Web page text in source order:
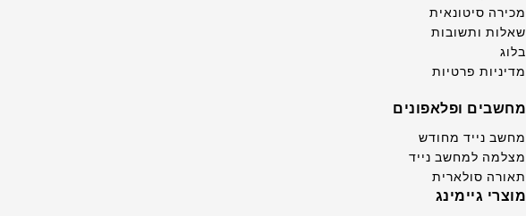
מכירה סיטונאית
שאלות ותשובות
בלוג
מדיניות פרטיות
מחשבים ופלאפונים
מחשב נייד מחודש
מצלמה למחשב נייד
תאורה סולארית
מוצרי גיימינג